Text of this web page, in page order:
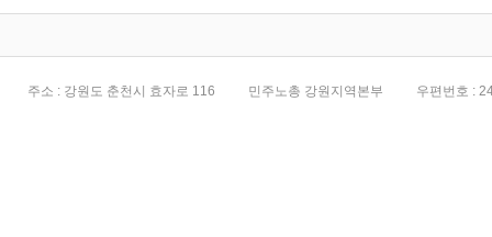
주소 : 강원도 춘천시 효자로 116 민주노총 강원지역본부 우편번호 :